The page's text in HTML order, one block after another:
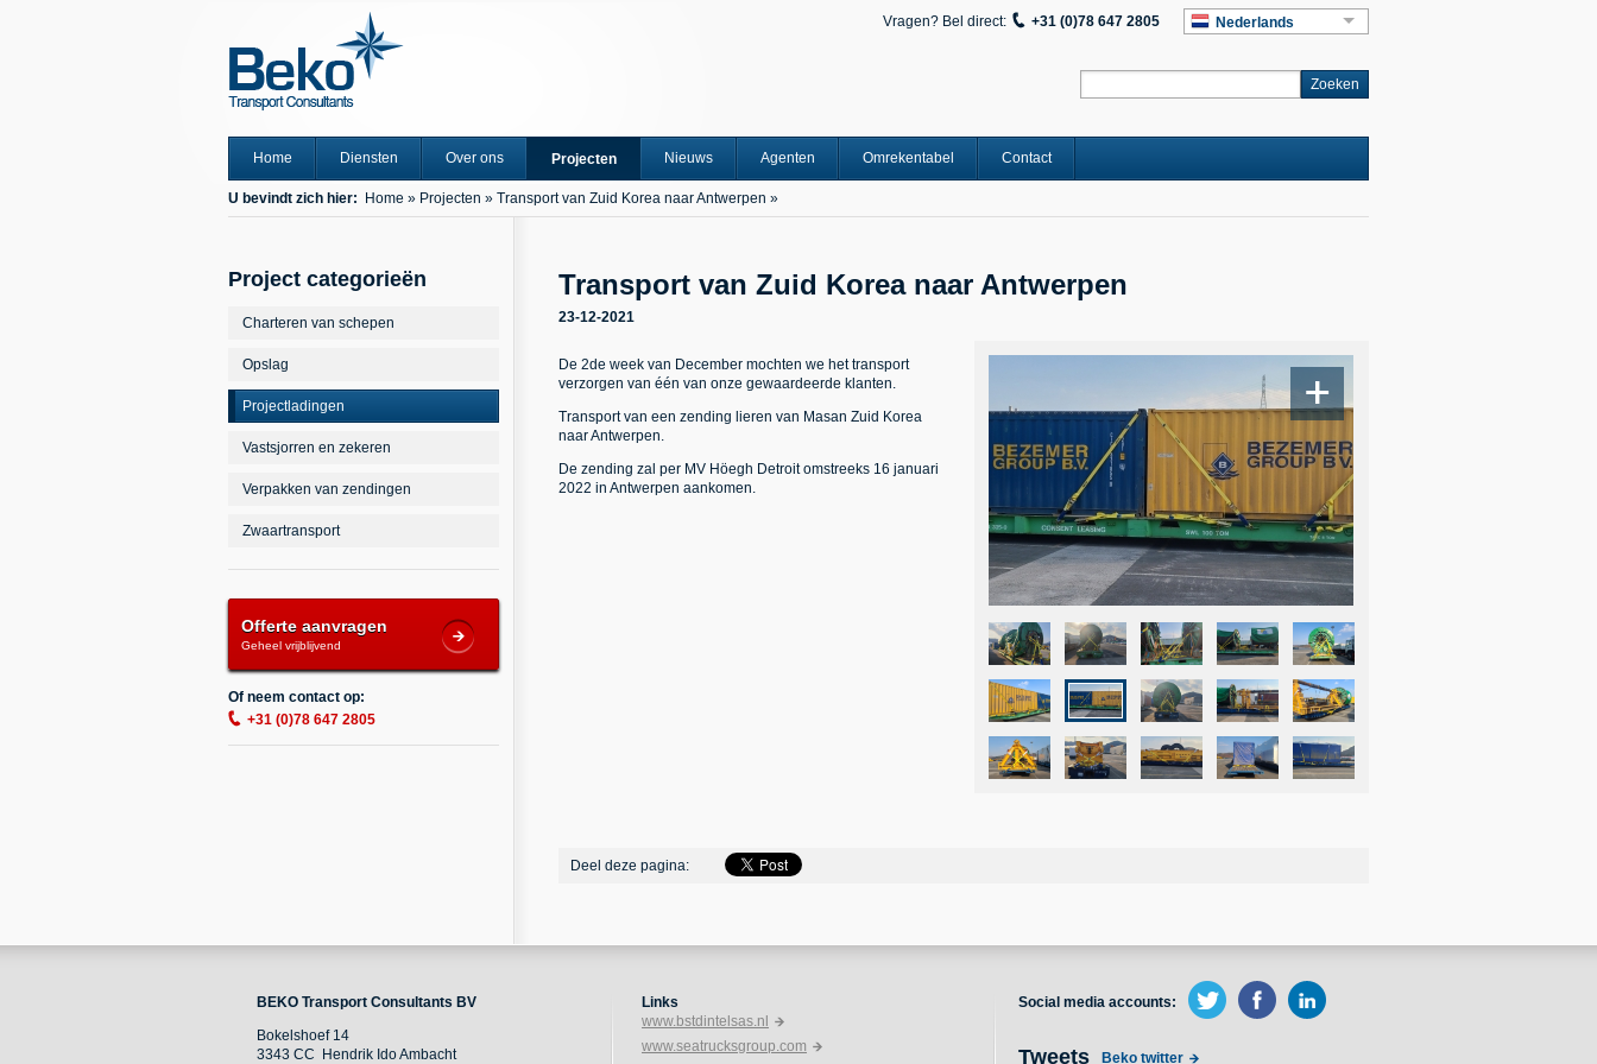
Nederlands
+31 (0)78 647 2805
Vragen? Bel direct:
Home Diensten Over ons Projecten Nieuws Agenten Omrekentabel Contact
U bevindt zich hier: Home » Projecten » Transport van Zuid Korea naar Antwerpen »
Project categorieën
Charteren van schepen
Opslag
Projectladingen
Vastsjorren en zekeren
Verpakken van zendingen
Zwaartransport
Offerte aanvragen
Geheel vrijblijvend
Of neem contact op:
+31 (0)78 647 2805
Transport van Zuid Korea naar Antwerpen
23-12-2021
De 2de week van December mochten we het transport
verzorgen van één van onze gewaardeerde klanten.
Transport van een zending lieren van Masan Zuid Korea
naar Antwerpen.
De zending zal per MV Höegh Detroit omstreeks 16 januari
2022 in Antwerpen aankomen.
Deel deze pagina:
BEKO Transport Consultants BV
Bokelshoef 14
3343 CC Hendrik Ido Ambacht
Links
www.bstdintelsas.nl
www.seatrucksgroup.com
Social media accounts:
Tweets Beko twitter